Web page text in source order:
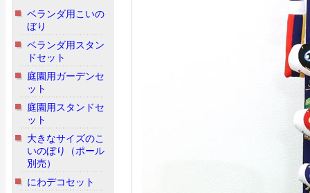
ベランダ用こいの
ぼり
ベランダ用スタン
ドセット
庭園用ガーデンセ
ット
庭園用スタンドセ
ット
大きなサイズのこ
いのぼり（ポール
別売）
にわデコセット